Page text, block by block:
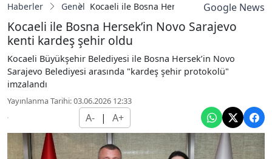
Haberler Genel Kocaeli ile Bosna Hersek’in Novo Sarajevo
Google News
Kocaeli ile Bosna Hersek’in Novo Sarajevo
kenti kardeş şehir oldu
Kocaeli Büyükşehir Belediyesi ile Bosna Hersek’in Novo
Sarajevo Belediyesi arasında "kardeş şehir protokolü"
imzalandı
Yayınlanma Tarihi: 03.06.2026 12:33
A- | A+